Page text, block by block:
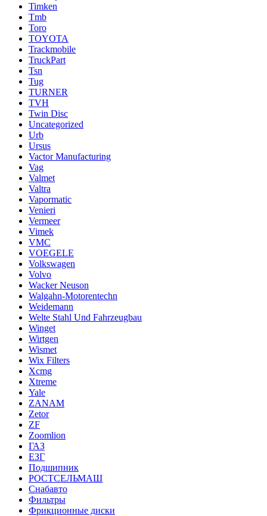
Timken
Tmb
Toro
TOYOTA
Trackmobile
TruckPart
Tsn
Tug
TURNER
TVH
Twin Disc
Uncategorized
Urb
Ursus
Vactor Manufacturing
Vag
Valmet
Valtra
Vapormatic
Venieri
Vermeer
Vimek
VMC
VOEGELE
Volkswagen
Volvo
Wacker Neuson
Walgahn-Motorentechn
Weidemann
Welte Stahl Und Fahrzeugbau
Winget
Wirtgen
Wismet
Wix Filters
Xcmg
Xtreme
Yale
ZANAM
Zetor
ZF
Zoomlion
ГАЗ
ЕЗГ
Подшипник
РОСТСЕЛЬМАШ
Снабавто
Фильтры
Фрикционные диски